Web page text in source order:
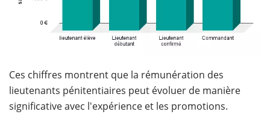
Ces chiffres montrent que la rémunération des
lieutenants pénitentiaires peut évoluer de manière
significative avec l'expérience et les promotions.